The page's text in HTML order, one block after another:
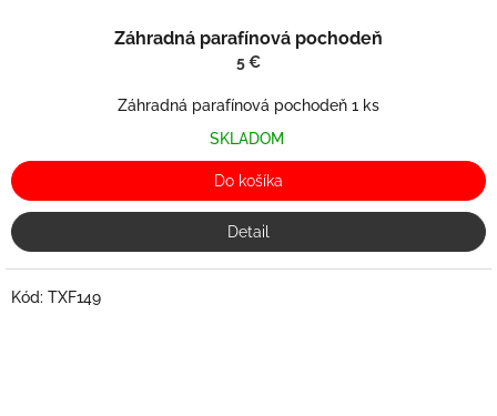
Záhradná parafínová pochodeň
5 €
Záhradná parafínová pochodeň 1 ks
SKLADOM
Do košíka
Detail
Kód: TXF149